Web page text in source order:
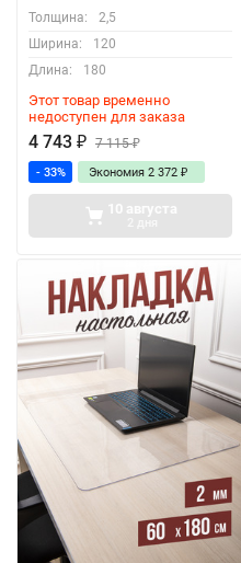
Толщина:
2,5
Ширина:
120
Длина:
180
Этот товар временно
недоступен для заказа
4 743 ₽ 7 115₽
- 33% Экономия 2 372 ₽
10 августа